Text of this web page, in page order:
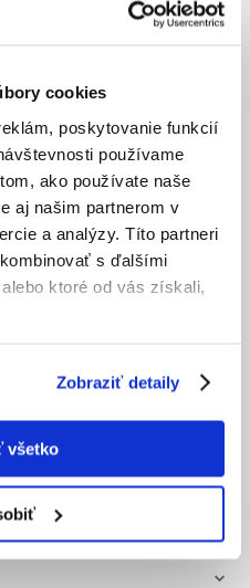
cookies
poskytovanie funkcií
používame
ako používate naše
aj našim partnerom v
a analýzy. Títo partneri
s ďalšími
ktoré od vás získali,
Zobraziť detaily
všetko